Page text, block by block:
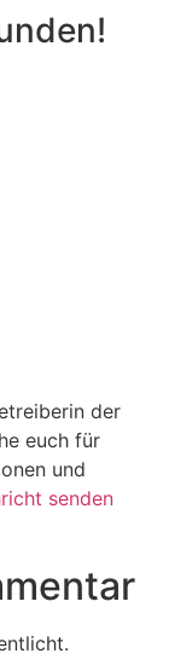
der
euch für
und
senden